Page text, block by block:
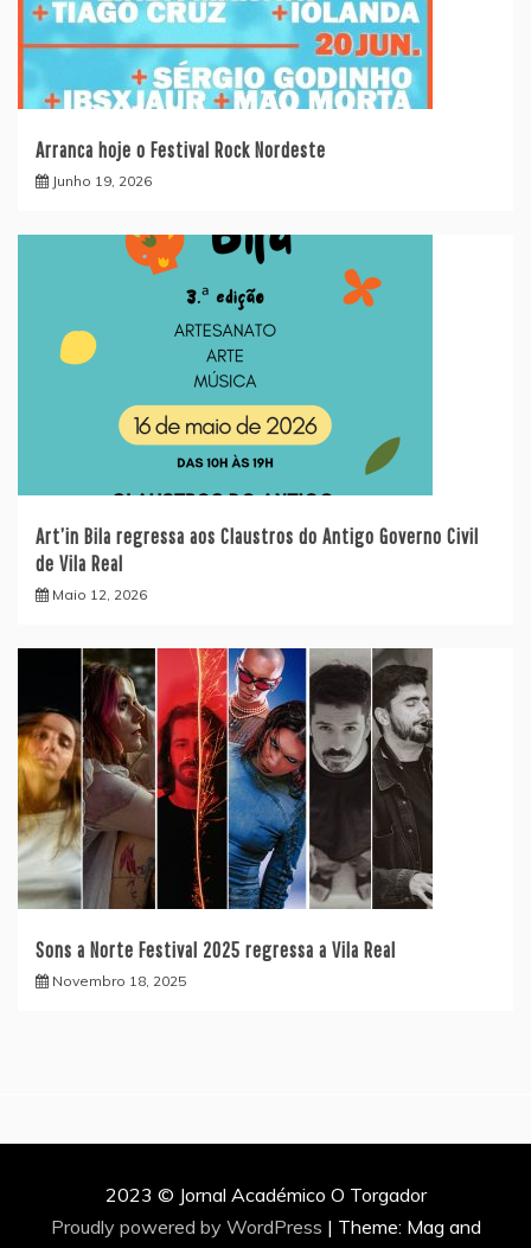
Arranca hoje o Festival Rock Nordeste
Junho 19, 2026
Art’in Bila regressa aos Claustros do Antigo Governo Civil
de Vila Real
Maio 12, 2026
Sons a Norte Festival 2025 regressa a Vila Real
Novembro 18, 2025
2023 © Jornal Académico O Torgador
Proudly powered by WordPress | Theme: Mag and